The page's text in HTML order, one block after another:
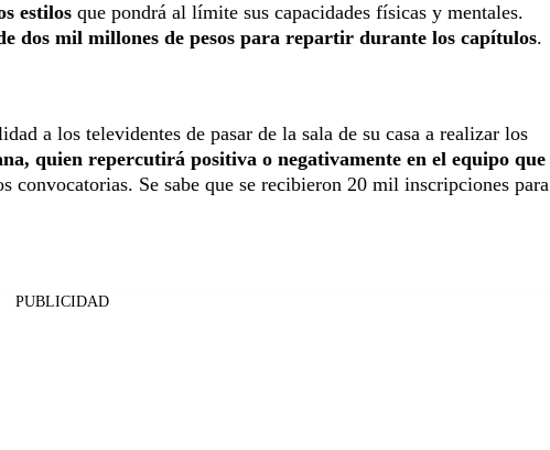
estilos que pondrá al límite sus capacidades físicas y mentales.
dos mil millones de pesos para repartir durante los capítulos.
a los televidentes de pasar de la sala de su casa a realizar los
quien repercutirá positiva o negativamente en el equipo que
convocatorias. Se sabe que se recibieron 20 mil inscripciones para
PUBLICIDAD